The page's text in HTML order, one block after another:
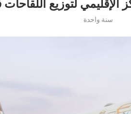
الإقليمي لتوزيع
سنة واحدة